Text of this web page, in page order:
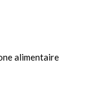
alimentaire